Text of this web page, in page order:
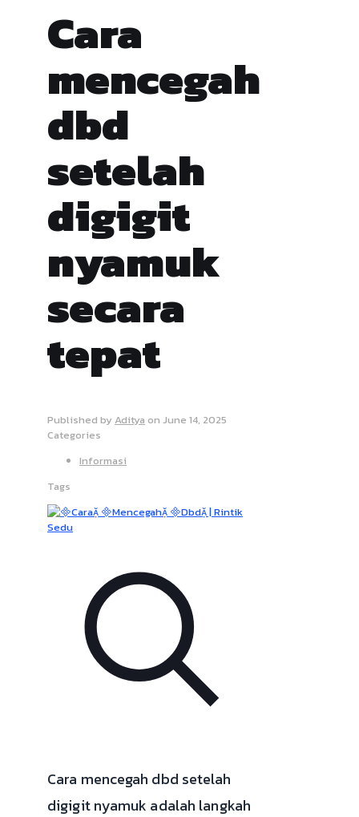
Cara
mencegah
dbd
setelah
digigit
nyamuk
secara
tepat
Published by Aditya on June 14, 2025
Categories
Informasi
Tags
Cara mencegah dbd setelah
digigit nyamuk adalah langkah